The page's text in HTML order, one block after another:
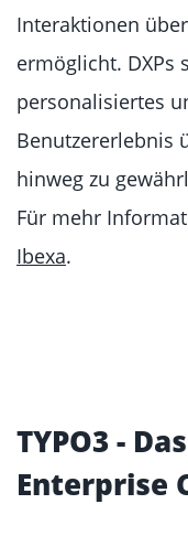
Interaktionen
ermöglicht. DXPs
personalisiertes
Benutzererlebnis
hinweg zu
Für mehr
Ibexa.
TYPO3 -
Enterprise